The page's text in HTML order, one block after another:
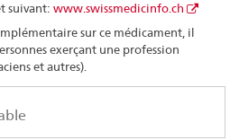
suivant: www.swissmedicinfo.ch
sur ce médicament, il
exerçant une profession
et autres).